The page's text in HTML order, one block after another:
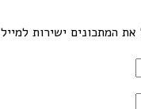
המתכונים ישירות למייל